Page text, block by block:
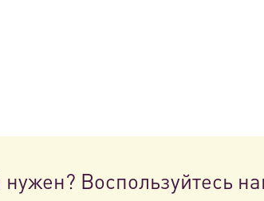
нужен? Воспользуйтесь